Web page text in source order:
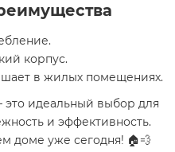
корпус.
в жилых помещениях.
это идеальный выбор для
и эффективность.
доме уже сегодня! 🏠💨